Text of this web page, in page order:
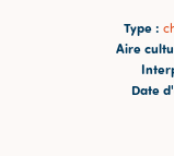
Type :
Aire
Date